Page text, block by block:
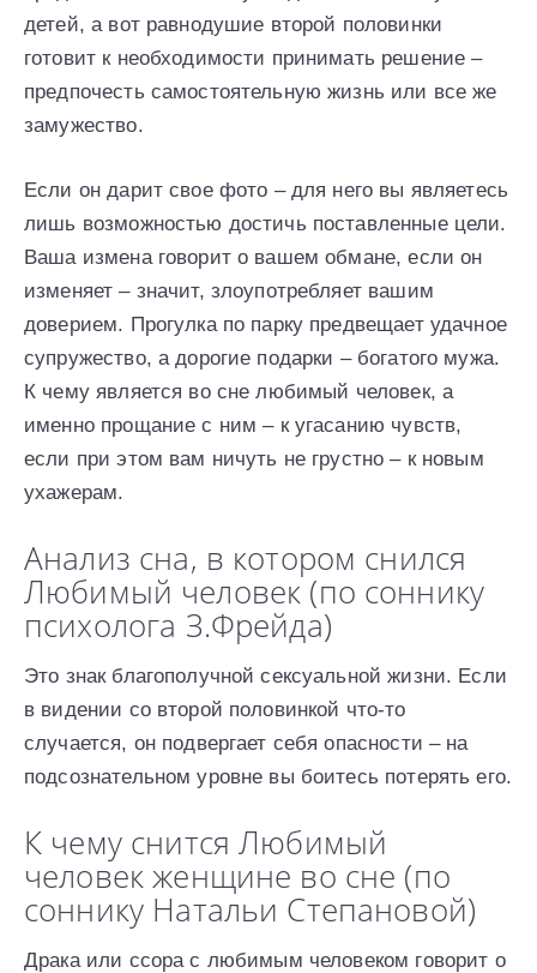
детей, а вот равнодушие второй половинки
готовит к необходимости принимать решение –
предпочесть самостоятельную жизнь или все же
замужество.
Если он дарит свое фото – для него вы являетесь
лишь возможностью достичь поставленные цели.
Ваша измена говорит о вашем обмане, если он
изменяет – значит, злоупотребляет вашим
доверием. Прогулка по парку предвещает удачное
супружество, а дорогие подарки – богатого мужа.
К чему является во сне любимый человек, а
именно прощание с ним – к угасанию чувств,
если при этом вам ничуть не грустно – к новым
ухажерам.
Анализ сна, в котором снился
Любимый человек (по соннику
психолога З.Фрейда)
Это знак благополучной сексуальной жизни. Если
в видении со второй половинкой что-то
случается, он подвергает себя опасности – на
подсознательном уровне вы боитесь потерять его.
К чему снится Любимый
человек женщине во сне (по
соннику Натальи Степановой)
Драка или ссора с любимым человеком говорит о